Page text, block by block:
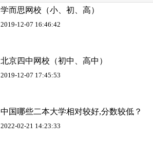
学而思网校（小、初、高）
2019-12-07 16:46:42
北京四中网校（初中、高中）
2019-12-07 17:45:53
中国哪些二本大学相对较好,分数较低？
2022-02-21 14:23:33